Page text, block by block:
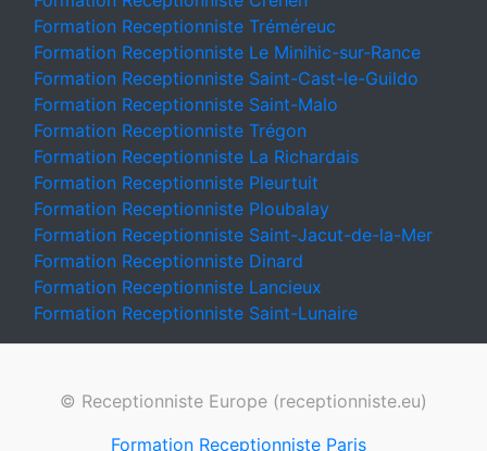
Formation Receptionniste Tréméreuc
Formation Receptionniste Le Minihic-sur-Rance
Formation Receptionniste Saint-Cast-le-Guildo
Formation Receptionniste Saint-Malo
Formation Receptionniste Trégon
Formation Receptionniste La Richardais
Formation Receptionniste Pleurtuit
Formation Receptionniste Ploubalay
Formation Receptionniste Saint-Jacut-de-la-Mer
Formation Receptionniste Dinard
Formation Receptionniste Lancieux
Formation Receptionniste Saint-Lunaire
© Receptionniste Europe (receptionniste.eu)
Formation Receptionniste Paris